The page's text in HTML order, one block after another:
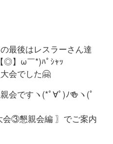
最後はレスラーさん達
◎】ω￣*)ﾊﾟｼｬｯ
会でした🤗
会ですヽ(*ﾟ∀ﾟ)ﾉ🍻ヽ(ﾟ
会③懇親会編 〗でご案内